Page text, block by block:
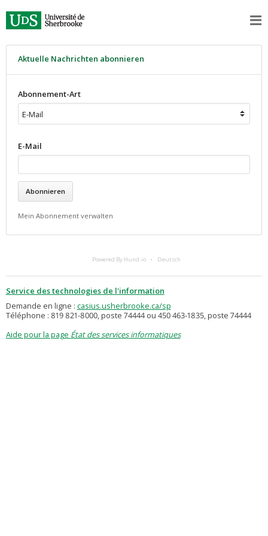
Aktuelle Nachrichten abonnieren
Abonnement-Art
E-Mail
Mein Abonnement verwalten
Powered By Hund.io Deutsch
Service des technologies de l'information
Demande en ligne : casius.usherbrooke.ca/sp
Téléphone : 819 821-8000, poste 74444 ou 450 463-1835, poste 74444
Aide pour la page État des services informatiques